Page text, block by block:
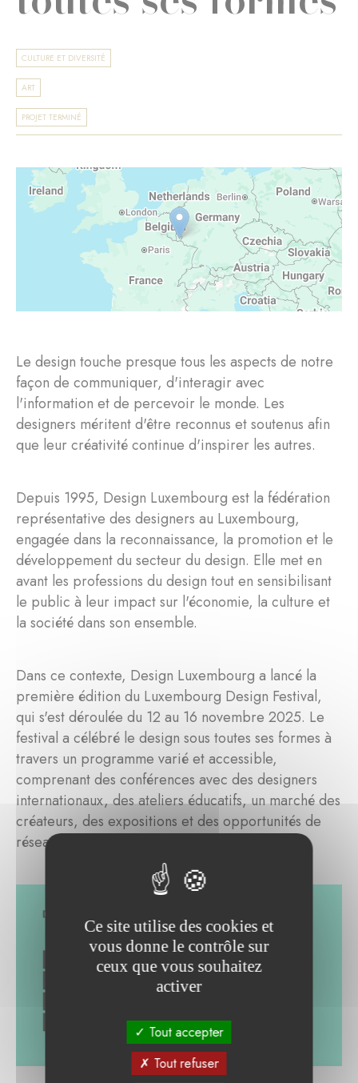
CULTURE ET DIVERSITÉ
ART
PROJET TERMINÉ
Le design touche presque tous les aspects de notre
façon de communiquer, d'interagir avec
l'information et de percevoir le monde. Les
designers méritent d'être reconnus et soutenus afin
que leur créativité continue d'inspirer les autres.
Depuis 1995, Design Luxembourg est la fédération
représentative des designers au Luxembourg,
engagée dans la reconnaissance, la promotion et le
développement du secteur du design. Elle met en
avant les professions du design tout en sensibilisant
le public à leur impact sur l'économie, la culture et
la société dans son ensemble.
Dans ce contexte, Design Luxembourg a lancé la
première édition du Luxembourg Design Festival,
qui s'est déroulée du 12 au 16 novembre 2025. Le
festival a célébré le design sous toutes ses formes à
travers un programme varié et accessible,
comprenant des conférences avec des designers
internationaux, des ateliers éducatifs, un marché des
créateurs, des expositions et des opportunités de
réseautage pour les professionnels.
Ce site utilise des cookies et
vous donne le contrôle sur
ceux que vous souhaitez
activer
Tout accepter
Tout refuser